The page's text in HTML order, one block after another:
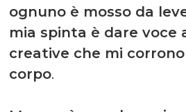
ognuno è mosso da
mia spinta è dare voce
creative che mi
corpo.